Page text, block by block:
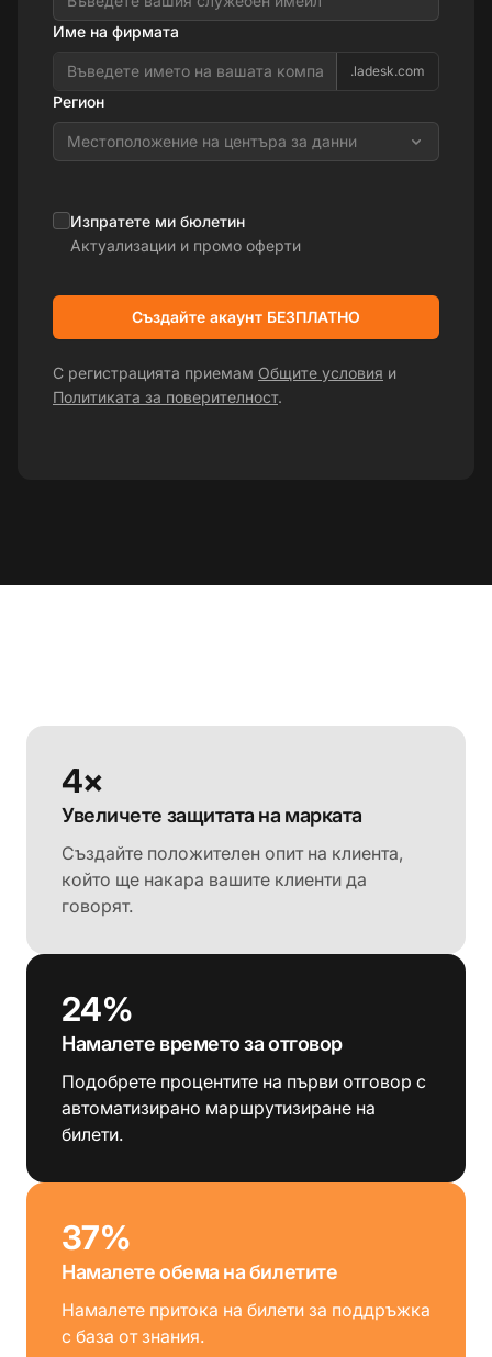
Име на фирмата
.ladesk.com
Регион
Местоположение на центъра за данни
Изпратете ми бюлетин
Актуализации и промо оферти
Създайте акаунт БЕЗПЛАТНО
С регистрацията приемам Общите условия и
Политиката за поверителност.
4×
Увеличете защитата на марката
Създайте положителен опит на клиента,
който ще накара вашите клиенти да
говорят.
24%
Намалете времето за отговор
Подобрете процентите на първи отговор с
автоматизирано маршрутизиране на
билети.
37%
Намалете обема на билетите
Намалете притока на билети за поддръжка
с база от знания.